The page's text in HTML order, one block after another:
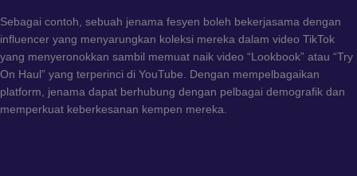
Sebagai contoh, sebuah jenama fesyen boleh bekerjasama dengan
influencer yang menyarungkan koleksi mereka dalam video TikTok
yang menyeronokkan sambil memuat naik video “Lookbook” atau “Try
On Haul” yang terperinci di YouTube. Dengan mempelbagaikan
platform, jenama dapat berhubung dengan pelbagai demografik dan
memperkuat keberkesanan kempen mereka.